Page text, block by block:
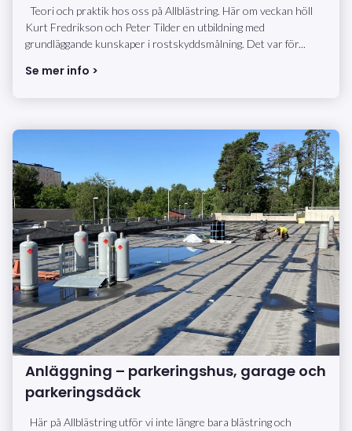
Teori och praktik hos oss på Allblästring. Här om veckan höll
Kurt Fredrikson och Peter Tilder en utbildning med
grundläggande kunskaper i rostskyddsmålning. Det var för...
Se mer info >
Anläggning – parkeringshus, garage och
parkeringsdäck
Här på Allblästring utför vi inte längre bara blästring och